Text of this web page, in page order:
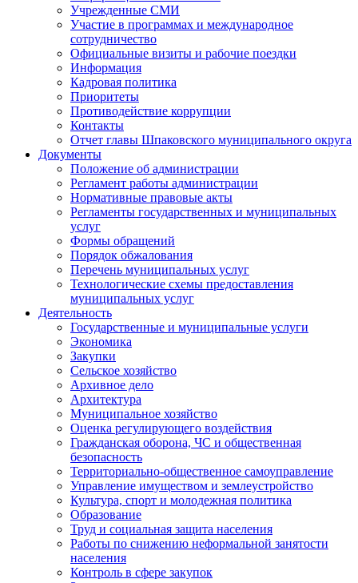
Учрежденные СМИ
Участие в программах и международное
сотрудничество
Официальные визиты и рабочие поездки
Информация
Кадровая политика
Приоритеты
Противодействие коррупции
Контакты
Отчет главы Шпаковского муниципального округа
Документы
Положение об администрации
Регламент работы администрации
Нормативные правовые акты
Регламенты государственных и муниципальных
услуг
Формы обращений
Порядок обжалования
Перечень муниципальных услуг
Технологические схемы предоставления
муниципальных услуг
Деятельность
Государственные и муниципальные услуги
Экономика
Закупки
Сельское хозяйство
Архивное дело
Архитектура
Муниципальное хозяйство
Оценка регулирующего воздействия
Гражданская оборона, ЧС и общественная
безопасность
Территориально-общественное самоуправление
Управление имуществом и землеустройство
Культура, спорт и молодежная политика
Образование
Труд и социальная защита населения
Работы по снижению неформальной занятости
населения
Контроль в сфере закупок